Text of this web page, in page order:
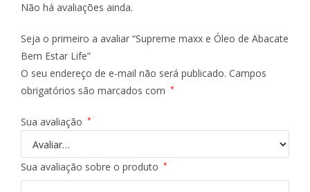
Não há avaliações ainda.
Seja o primeiro a avaliar “Supreme maxx e Óleo de Abacate
Bem Estar Life”
O seu endereço de e-mail não será publicado. Campos
obrigatórios são marcados com *
Sua avaliação *
Sua avaliação sobre o produto *